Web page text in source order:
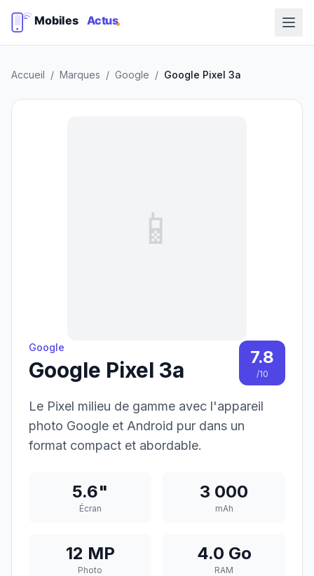
Accueil / Marques / Google / Google Pixel 3a
📱
Google
Google Pixel 3a
7.8
/10
Le Pixel milieu de gamme avec l'appareil
photo Google et Android pur dans un
format compact et abordable.
5.6"
Écran
3 000
mAh
12 MP
Photo
4.0 Go
RAM